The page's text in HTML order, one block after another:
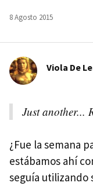
8 Agosto 2015
Viola De
Just another...
¿Fue la semana
estábamos ahí
seguía utilizando